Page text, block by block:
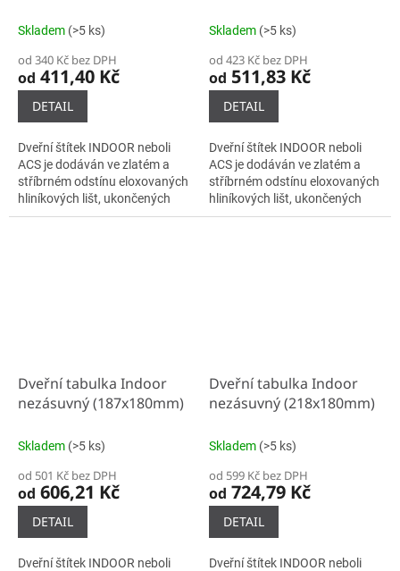
Skladem (>5 ks)
od 340 Kč bez DPH
od 411,40 Kč
DETAIL
Dveřní štítek INDOOR neboli
ACS je dodáván ve zlatém a
stříbrném odstínu eloxovaných
hliníkových lišt, ukončených
plastovými bočnicemi černé
Skladem (>5 ks)
od 423 Kč bez DPH
od 511,83 Kč
DETAIL
Dveřní štítek INDOOR neboli
ACS je dodáván ve zlatém a
stříbrném odstínu eloxovaných
hliníkových lišt, ukončených
plastovými bočnicemi černé
Dveřní tabulka Indoor
nezásuvný (187x180mm)
Skladem (>5 ks)
od 501 Kč bez DPH
od 606,21 Kč
DETAIL
Dveřní štítek INDOOR neboli
Dveřní tabulka Indoor
nezásuvný (218x180mm)
Skladem (>5 ks)
od 599 Kč bez DPH
od 724,79 Kč
DETAIL
Dveřní štítek INDOOR neboli